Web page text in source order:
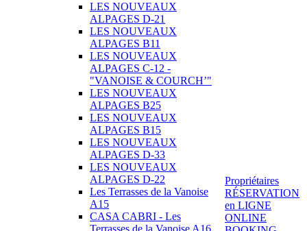
LES NOUVEAUX
ALPAGES D-21
LES NOUVEAUX
ALPAGES B11
LES NOUVEAUX
ALPAGES C-12 -
"VANOISE & COURCH’"
LES NOUVEAUX
ALPAGES B25
LES NOUVEAUX
ALPAGES B15
LES NOUVEAUX
ALPAGES D-33
LES NOUVEAUX
ALPAGES D-22
Les Terrasses de la Vanoise
A15
CASA CABRI - Les
Terrasses de la Vanoise A16
Propriétaires
RÉSERVATION
en LIGNE
ONLINE